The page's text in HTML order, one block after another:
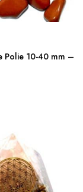
Polie 10-40 mm –